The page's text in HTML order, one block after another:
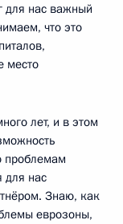
для нас важный
что это
место
лет, и в этом
проблемам
для нас
Знаю, как
еврозоны,